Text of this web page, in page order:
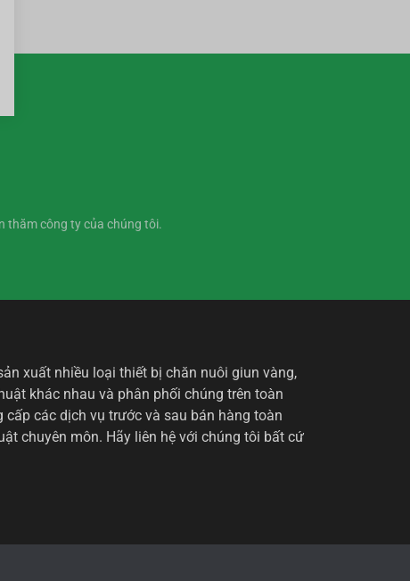
thăm công ty của chúng tôi.
xuất nhiều loại thiết bị chăn nuôi giun vàng,
khác nhau và phân phối chúng trên toàn
cấp các dịch vụ trước và sau bán hàng toàn
chuyên môn. Hãy liên hệ với chúng tôi bất cứ